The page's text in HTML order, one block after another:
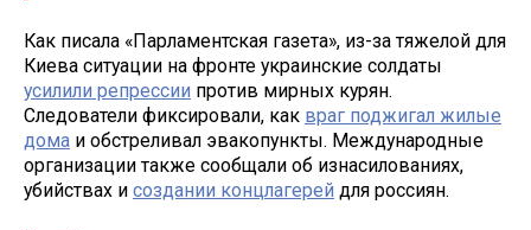
Как писала «Парламентская газета», из-за тяжелой для
Киева ситуации на фронте украинские солдаты
усилили репрессии против мирных курян.
Следователи фиксировали, как враг поджигал жилые
дома и обстреливал эвакопункты. Международные
организации также сообщали об изнасилованиях,
убийствах и создании концлагерей для россиян.